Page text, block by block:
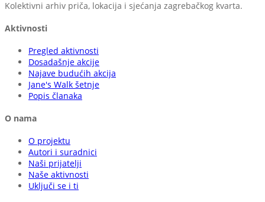
Kolektivni arhiv priča, lokacija i sjećanja zagrebačkog kvarta.
Aktivnosti
Pregled aktivnosti
Dosadašnje akcije
Najave budućih akcija
Jane's Walk šetnje
Popis članaka
O nama
O projektu
Autori i suradnici
Naši prijatelji
Naše aktivnosti
Uključi se i ti